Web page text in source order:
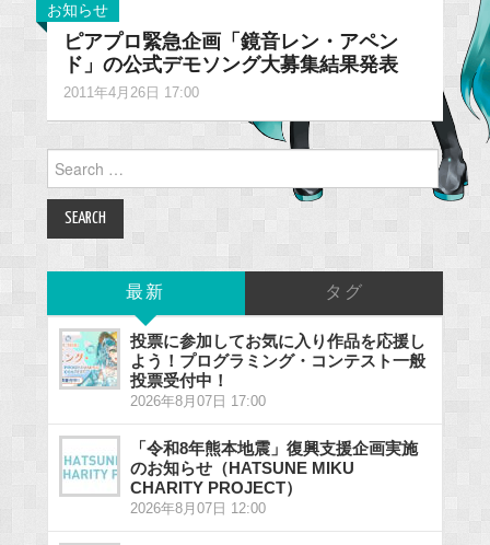
お知らせ
ピアプロ緊急企画「鏡音レン・アペン
ド」の公式デモソング大募集結果発表
2011年4月26日 17:00
Search
for:
最新 タグ
投票に参加してお気に入り作品を応援し
よう！プログラミング・コンテスト一般
投票受付中！
2026年8月07日 17:00
「令和8年熊本地震」復興支援企画実施
のお知らせ（HATSUNE MIKU
CHARITY PROJECT）
2026年8月07日 12:00